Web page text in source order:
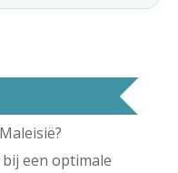
een optimale